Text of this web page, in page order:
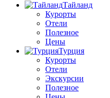
Тайланд
Курорты
Отели
Полезное
Цены
Турция
Курорты
Отели
Экскурсии
Полезное